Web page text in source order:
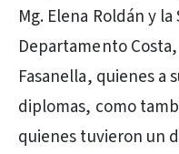
Mg. Elena Roldán y
Departamento
Fasanella, quienes a
diplomas, como
quienes tuvieron un